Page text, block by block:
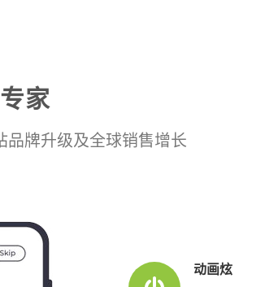
家
品牌升级及全球销售增长
动画炫